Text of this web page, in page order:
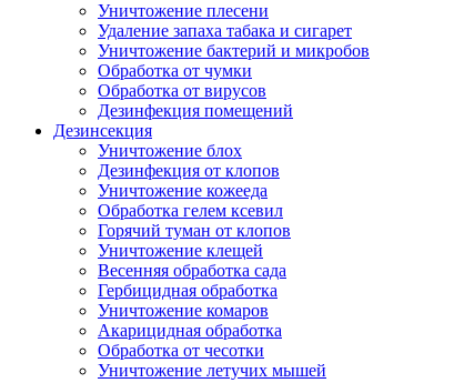
Уничтожение плесени
Удаление запаха табака и сигарет
Уничтожение бактерий и микробов
Обработка от чумки
Обработка от вирусов
Дезинфекция помещений
Дезинсекция
Уничтожение блох
Дезинфекция от клопов
Уничтожение кожееда
Обработка гелем ксевил
Горячий туман от клопов
Уничтожение клещей
Весенняя обработка сада
Гербицидная обработка
Уничтожение комаров
Акарицидная обработка
Обработка от чесотки
Уничтожение летучих мышей